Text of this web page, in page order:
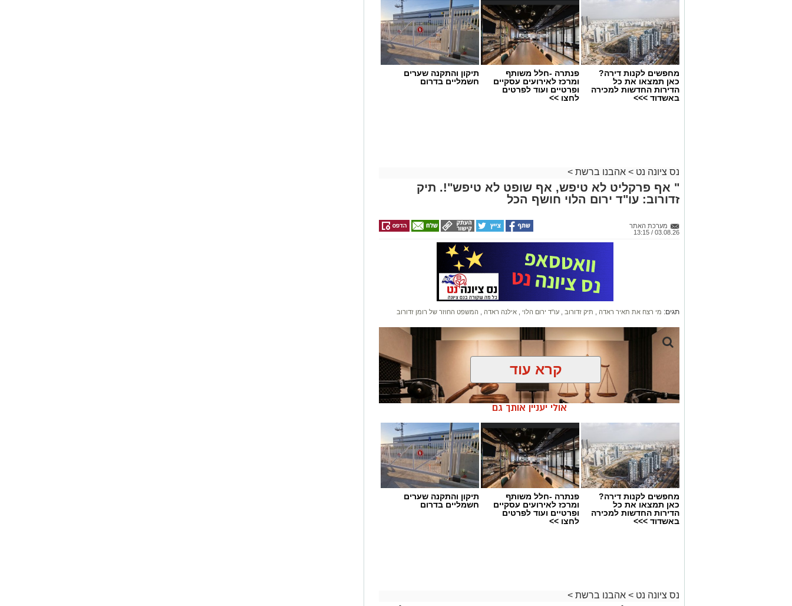
מחפשים לקנות דירה?
כאן תמצאו את כל
הדירות החדשות למכירה
באשדוד >>>
פנתרה -חלל משותף
ומרכז לאירועים עסקיים
ופרטיים ועוד לפרטים
לחצו >>
תיקון והתקנה שערים
חשמליים בדרום
נס ציונה נט > אהבנו ברשת >
" אף פרקליט לא טיפש, אף שופט לא טיפש"!. תיק
זדורוב: עו"ד ירום הלוי חושף הכל
מערכת האתר
03.08.26 / 13:15
תגים: מי רצח את תאיר ראדה תיק זדורוב עו"ד ירום הלוי אילנה ראדה המשפט החוזר של רומן זדורוב
עו"ד ירום הלוי חושף את מאחורי הקלעים של זיכוי זדורוב
מלחמת חייו על הצדק: עו"ד ירום הלוי חושף את מאחורי הקלעים
שהובילה לזיכויו ולשחרורו של
קרא עוד
אולי יעניין אותך גם
מחפשים לקנות דירה?
כאן תמצאו את כל
הדירות החדשות למכירה
באשדוד >>>
פנתרה -חלל משותף
ומרכז לאירועים עסקיים
ופרטיים ועוד לפרטים
לחצו >>
תיקון והתקנה שערים
חשמליים בדרום
נס ציונה נט > אהבנו ברשת >